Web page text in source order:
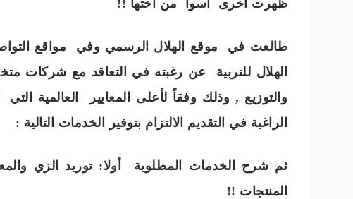
ظهرت أخرى أسوأ من أختها !!
طالعت في موقع الهلال الرسمي وفي مواقع
الهلال للتربية عن رغبته في التعاقد مع شركات
والتوزيع , وذلك وفقاً لأعلى المعايير العالمية
الراغبة في التقديم الالتزام بتوفير الخدمات التالية :
ثم شرح الخدمات المطلوبة أولا: توريد الزي
المنتجات !!